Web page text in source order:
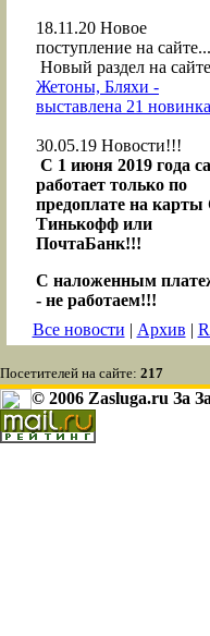
18.11.20 Новое
поступление на сайте...
Новый раздел на
Жетоны, Бляхи -
выставлена 21
30.05.19 Новости!!!
С 1 июня 2019 года
работает только по
предоплате на
Тинькофф или
ПочтаБанк!!!
С наложенным
- не работаем!!!
Все новости | Архив |
Посетителей на сайте: 217
© 2006 Zasluga.ru За